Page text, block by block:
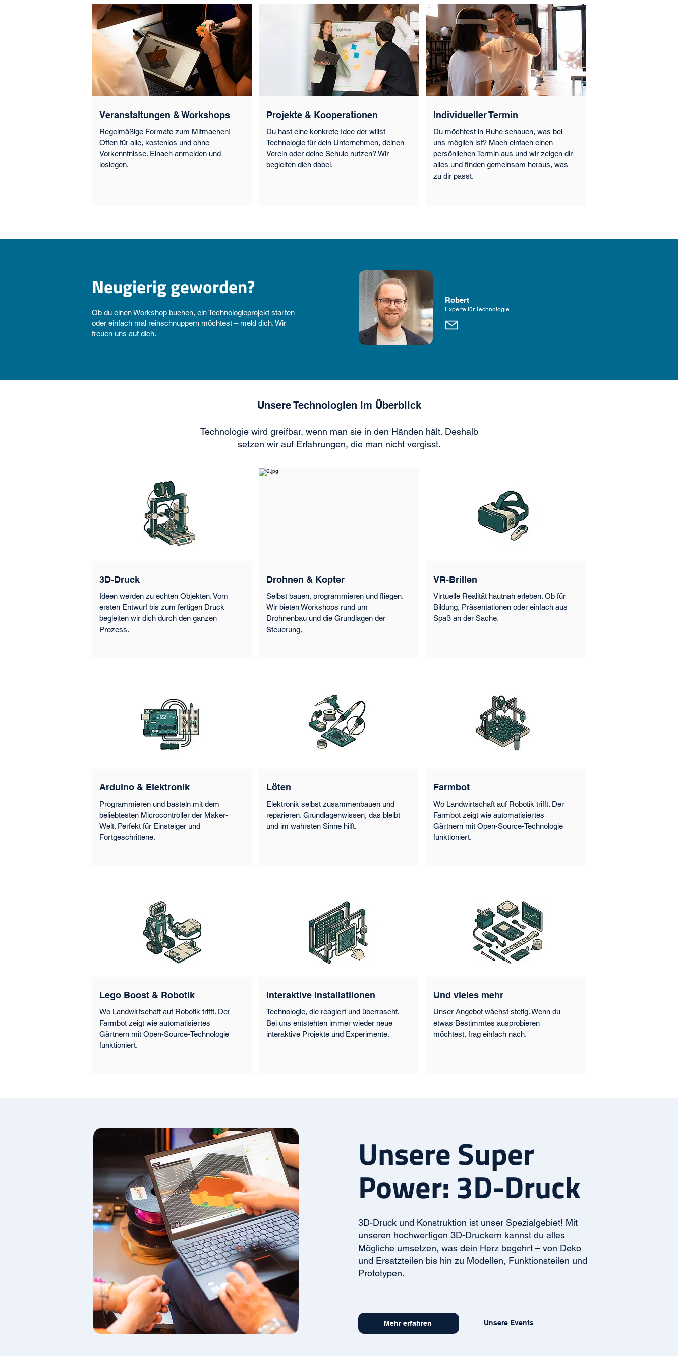
Veranstaltungen & Workshops
Regelmäßige Formate zum Mitmachen!
Offen für alle, kostenlos und ohne
Vorkenntnisse. Einach anmelden und
loslegen.
Projekte & Kooperationen
Du hast eine konkrete Idee der willst
Technologie für dein Unternehmen, deinen
Verein oder deine Schule nutzen? Wir
begleiten dich dabei.
Individueller Termin
Du möchtest in Ruhe schauen, was bei
uns möglich ist? Mach einfach einen
persönlichen Termin aus und wir zeigen dir
alles und finden gemeinsam heraus, was
zu dir passt.
Neugierig geworden?
Ob du einen Workshop buchen, ein Technologieprojekt starten
oder einfach mal reinschnuppern möchtest – meld dich. Wir
freuen uns auf dich.
Robert
Experte für Technologie
Unsere Technologien im Überblick
Technologie wird greifbar, wenn man sie in den Händen hält. Deshalb
setzen wir auf Erfahrungen, die man nicht vergisst.
3D-Druck
Ideen werden zu echten Objekten. Vom
ersten Entwurf bis zum fertigen Druck
begleiten wir dich durch den ganzen
Prozess.
Arduino & Elektronik
Programmieren und basteln mit dem
beliebtesten Microcontroller der Maker-
Welt. Perfekt für Einsteiger und
Fortgeschrittene.
Lego Boost & Robotik
Wo Landwirtschaft auf Robotik trifft. Der
Farmbot zeigt wie automatisiertes
Gärtnern mit Open-Source-Technologie
funktioniert.
Drohnen & Kopter
Selbst bauen, programmieren und fliegen.
Wir bieten Workshops rund um
Drohnenbau und die Grundlagen der
Steuerung.
Löten
Elektronik selbst zusammenbauen und
reparieren. Grundlagenwissen, das bleibt
und im wahrsten Sinne hilft.
Interaktive Installatiionen
Technologie, die reagiert und überrascht.
Bei uns entstehten immer wieder neue
interaktive Projekte und Experimente.
VR-Brillen
Virtuelle Realität hautnah erleben. Ob für
Bildung, Präsentationen oder einfach aus
Spaß an der Sache.
Farmbot
Wo Landwirtschaft auf Robotik trifft. Der
Farmbot zeigt wie automatisiertes
Gärtnern mit Open-Source-Technologie
funktioniert.
Und vieles mehr
Unser Angebot wächst stetig. Wenn du
etwas Bestimmtes ausprobieren
möchtest, frag einfach nach.
Unsere Super
Power: 3D-Druck
3D-Druck und Konstruktion ist unser Spezialgebiet! Mit
unseren hochwertigen 3D-Druckern kannst du alles
Mögliche umsetzen, was dein Herz begehrt – von Deko
und Ersatzteilen bis hin zu Modellen, Funktionsteilen und
Prototypen.
Mehr erfahren Unsere Events